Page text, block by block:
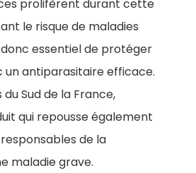
prolifèrent durant cette
le risque de maladies
essentiel de protéger
un antiparasitaire efficace.
Sud de la France,
qui repousse également
de la
maladie grave.